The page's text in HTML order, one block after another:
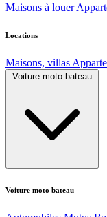
Maisons à louer
Locations
Maisons, villas
Voiture moto bateau
Voiture moto bateau